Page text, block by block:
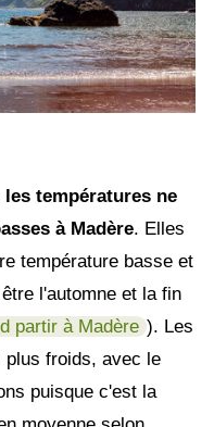
les températures ne
à Madère. Elles
température basse et
l'automne et la fin
partir à Madère ). Les
plus froids, avec le
puisque c'est la